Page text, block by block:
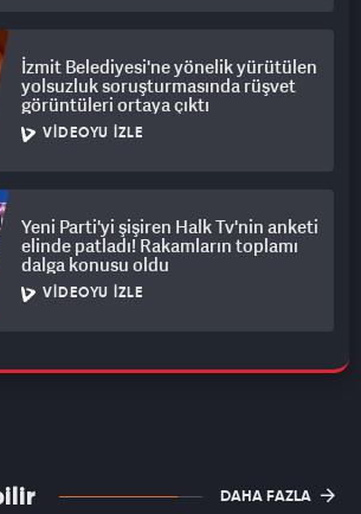
İzmit Belediyesi'ne yönelik yürütülen
yolsuzluk soruşturmasında rüşvet
görüntüleri ortaya çıktı
VIDEOYU İZLE
Yeni Parti'yi şişiren Halk Tv'nin anketi
elinde patladı! Rakamların toplamı
dalga konusu oldu
VIDEOYU İZLE
DAHA FAZLA